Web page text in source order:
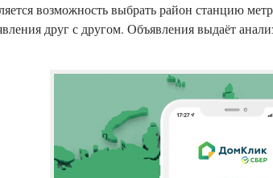
возможность выбрать район станцию
друг с другом. Объявления выдаёт